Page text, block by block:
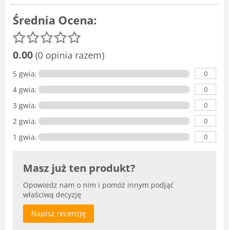
Średnia Ocena:
0.00 (0 opinia razem)
5 gwiazdka 0
4 gwiazdki 0
3 gwiazdki 0
2 gwiazdki 0
1 gwiazdka 0
Masz już ten produkt?
Opowiedz nam o nim i pomóż innym podjąć
właściwą decyzję
Napisz recenzję